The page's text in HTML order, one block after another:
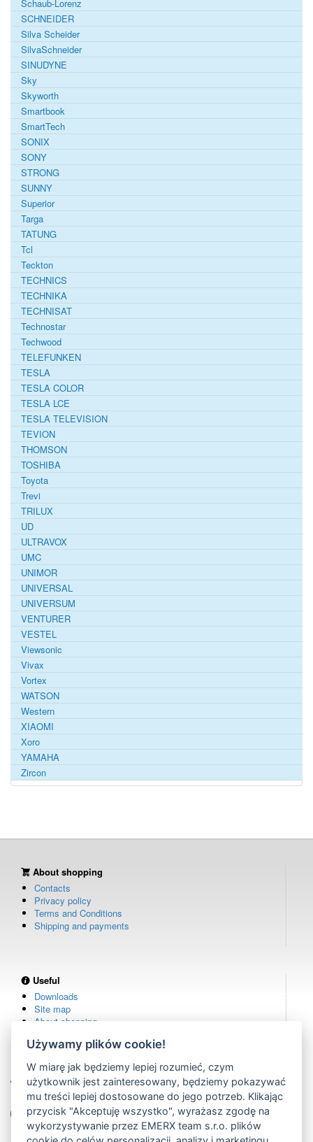
Schaub-Lorenz
SCHNEIDER
Silva Scheider
SilvaSchneider
SINUDYNE
Sky
Skyworth
Smartbook
SmartTech
SONIX
SONY
STRONG
SUNNY
Superior
Targa
TATUNG
Tcl
Teckton
TECHNICS
TECHNIKA
TECHNISAT
Technostar
Techwood
TELEFUNKEN
TESLA
TESLA COLOR
TESLA LCE
TESLA TELEVISION
TEVION
THOMSON
TOSHIBA
Toyota
Trevi
TRILUX
UD
ULTRAVOX
UMC
UNIMOR
UNIVERSAL
UNIVERSUM
VENTURER
VESTEL
Viewsonic
Vivax
Vortex
WATSON
Western
XIAOMI
Xoro
YAMAHA
Zircon
About shopping
Contacts
Privacy policy
Terms and Conditions
Shipping and payments
Useful
Downloads
Site map
About shopping
Own warehouse
remote controls in stock
Over 100,000 customers
from all over the world
Używamy plików cookie!
W miarę jak będziemy lepiej rozumieć, czym
użytkownik jest zainteresowany, będziemy pokazywać
mu treści lepiej dostosowane do jego potrzeb. Klikając
przycisk "Akceptuję wszystko", wyrażasz zgodę na
wykorzystywanie przez EMERX team s.r.o. plików